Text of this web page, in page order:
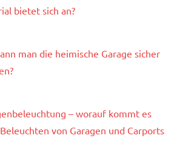
bietet sich an?
man die heimische Garage sicher
– worauf kommt es
von Garagen und Carports